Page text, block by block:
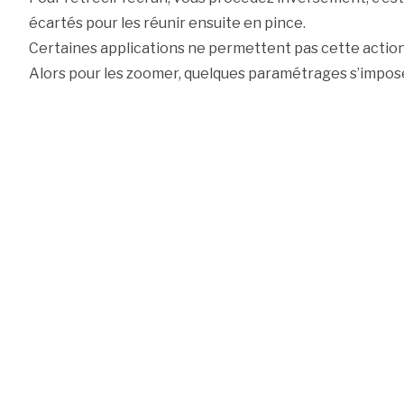
écartés pour les réunir ensuite en pince.
Certaines applications ne permettent pas cette
Alors pour les zoomer, quelques paramétrages